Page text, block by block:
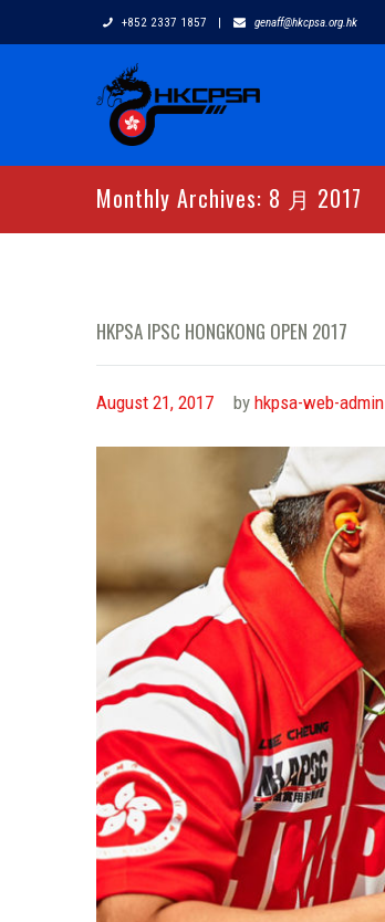
+852 2337 1857 | genaff@hkcpsa.org.hk
Monthly Archives: 8 月 2017
HKPSA IPSC HONGKONG OPEN 2017
August 21, 2017 by hkpsa-web-admin